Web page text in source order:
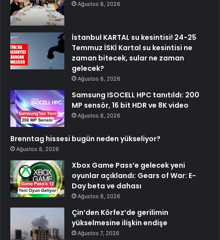
Ağustos 8, 2026
İstanbul KARTAL su kesintisi! 24-25
Temmuz İSKİ Kartal su kesintisi ne
zaman bitecek, sular ne zaman
gelecek?
Ağustos 8, 2026
Samsung ISOCELL HPC tanıtıldı: 200
MP sensör, 16 bit HDR ve 8K video
Ağustos 8, 2026
Brenntag hissesi bugün neden yükseliyor?
Ağustos 8, 2026
Xbox Game Pass’e gelecek yeni
oyunlar açıklandı: Gears of War: E-
Day beta ve dahası
Ağustos 8, 2026
Çin’den Körfez’de gerilimin
yükselmesine ilişkin endişe
Ağustos 7, 2026